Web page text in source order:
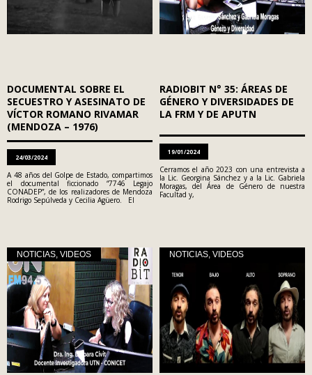
DOCUMENTAL SOBRE EL
SECUESTRO Y ASESINATO DE
VÍCTOR ROMANO RIVAMAR
(MENDOZA – 1976)
24/03/2024
A 48 años del Golpe de Estado, compartimos
el documental ficcionado “7746 Legajo
CONADEP”, de los realizadores de Mendoza
Rodrigo Sepúlveda y Cecilia Agüero. El
RADIOBIT N° 35: ÁREAS DE
GÉNERO Y DIVERSIDADES DE
LA FRM Y DE APUTN
19/01/2024
Cerramos el año 2023 con una entrevista a
la Lic. Georgina Sánchez y a la Lic. Gabriela
Moragas, del Área de Género de nuestra
Facultad y,
NOTICIAS, VIDEOS NOTICIAS, VIDEOS